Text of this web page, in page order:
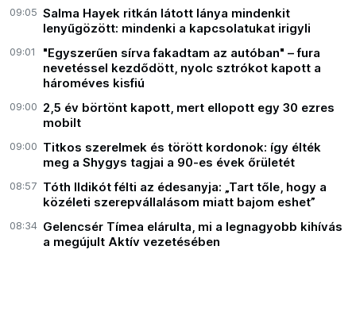
09:05 Salma Hayek ritkán látott lánya mindenkit
lenyűgözött: mindenki a kapcsolatukat irigyli
09:01
"Egyszerűen sírva fakadtam az autóban" – fura
nevetéssel kezdődött, nyolc sztrókot kapott a
hároméves kisfiú
09:00 2,5 év börtönt kapott, mert ellopott egy 30 ezres
mobilt
09:00 Titkos szerelmek és törött kordonok: így élték
meg a Shygys tagjai a 90-es évek őrületét
08:57 Tóth Ildikót félti az édesanyja: „Tart tőle, hogy a
közéleti szerepvállalásom miatt bajom eshet”
08:34 Gelencsér Tímea elárulta, mi a legnagyobb kihívás
a megújult Aktív vezetésében